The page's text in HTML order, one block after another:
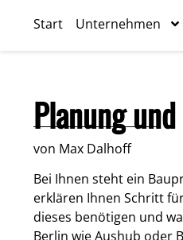
Start Unternehmen
Planung
von Max Dalhoff
Bei Ihnen steht ein
erklären Ihnen Schritt
dieses benötigen und
Berlin wie Aushub oder